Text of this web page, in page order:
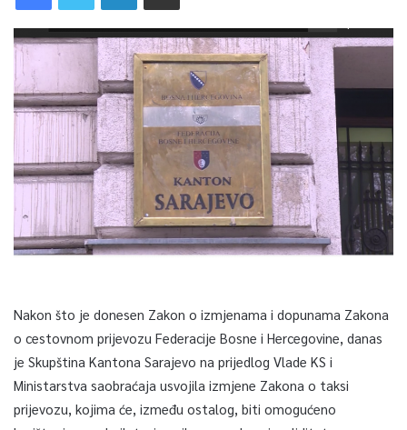
Nakon što je donesen Zakon o izmjenama i dopunama Zakona
o cestovnom prijevozu Federacije Bosne i Hercegovine, danas
je Skupština Kantona Sarajevo na prijedlog Vlade KS i
Ministarstva saobraćaja usvojila izmjene Zakona o taksi
prijevozu, kojima će, između ostalog, biti omogućeno